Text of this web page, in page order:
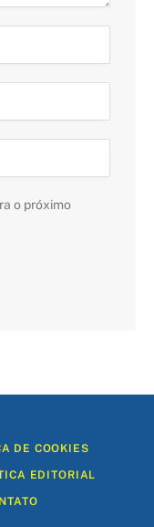
o próximo
DE COOKIES
EDITORIAL